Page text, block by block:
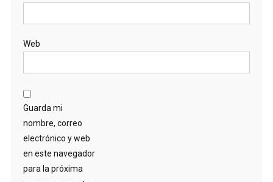
Web
Guarda mi
nombre, correo
electrónico y web
en este navegador
para la próxima